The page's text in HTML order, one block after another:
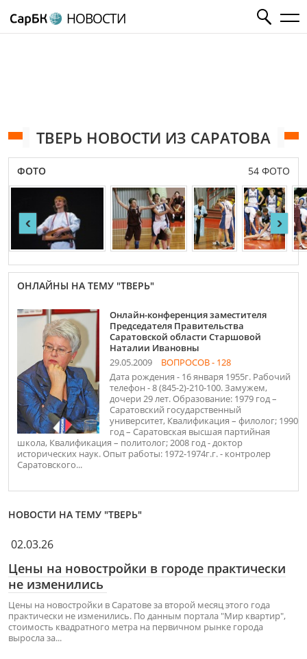
НОВОСТИ
ТВЕРЬ НОВОСТИ ИЗ САРАТОВА
ФОТО 54 ФОТО
‹ ›
ОНЛАЙНЫ НА ТЕМУ "ТВЕРЬ"
Онлайн-конференция заместителя
Председателя Правительства
Саратовской области Старшовой
Наталии Ивановны
29.05.2009
ВОПРОСОВ - 128
Дата рождения - 16 января 1955г. Рабочий
телефон - 8 (845-2)-210-100. Замужем,
дочери 29 лет. Образование: 1979 год –
Саратовский государственный
университет, Квалификация – филолог; 1990
год – Саратовская высшая партийная
школа, Квалификация – политолог; 2008 год - доктор
исторических наук. Опыт работы: 1972-1974г.г. - контролер
Саратовского...
НОВОСТИ НА ТЕМУ "ТВЕРЬ"
02.03.26
Цены на новостройки в городе практически
не изменились
Цены на новостройки в Саратове за второй месяц этого года
практически не изменились. По данным портала "Мир квартир",
стоимость квадратного метра на первичном рынке города
выросла за...